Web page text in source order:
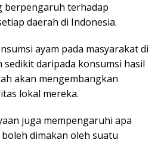
berpengaruh terhadap
daerah di Indonesia.
ayam pada masyarakat di
sedikit daripada konsumsi hasil
akan mengembangkan
lokal mereka.
juga mempengaruhi apa
dimakan oleh suatu